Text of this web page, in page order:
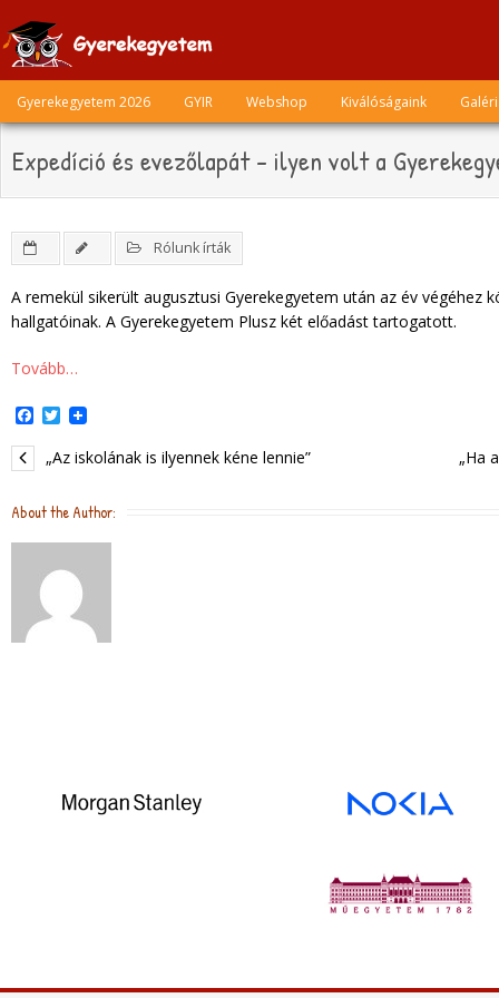
to
content
Gyerekegyetem 2026 GYIR Webshop Kiválóságaink
Expedíció és evezőlapát – ilyen volt a
Rólunk írták
A remekül sikerült augusztusi Gyerekegyetem után az év végéhez
hallgatóinak. A Gyerekegyetem Plusz két előadást tartogatott.
Tovább…
c
e
o
o
k
T
i
t
e
r
„Az iskolának is ilyennek kéne lennie” „Ha
About the Author: